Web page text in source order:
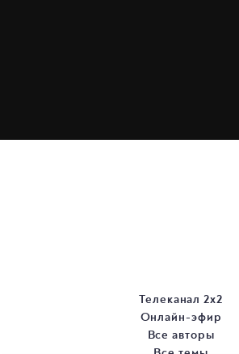
Телеканал 2х2
Онлайн-эфир
Все авторы